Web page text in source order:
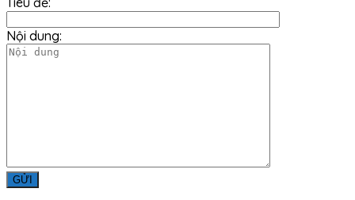
Nội dung: